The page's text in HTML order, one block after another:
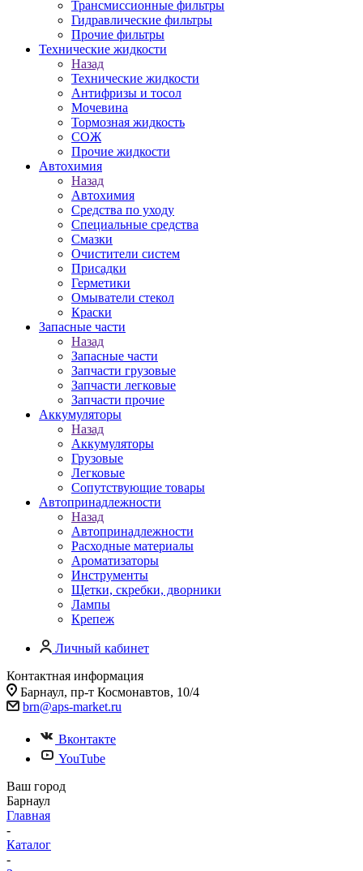
Трансмиссионные фильтры
Гидравлические фильтры
Прочие фильтры
Технические жидкости
Назад
Технические жидкости
Антифризы и тосол
Мочевина
Тормозная жидкость
СОЖ
Прочие жидкости
Автохимия
Назад
Автохимия
Средства по уходу
Специальные средства
Смазки
Очистители систем
Присадки
Герметики
Омыватели стекол
Краски
Запасные части
Назад
Запасные части
Запчасти грузовые
Запчасти легковые
Запчасти прочие
Аккумуляторы
Назад
Аккумуляторы
Грузовые
Легковые
Сопутствующие товары
Автопринадлежности
Назад
Автопринадлежности
Расходные материалы
Ароматизаторы
Инструменты
Щетки, скребки, дворники
Лампы
Крепеж
Личный кабинет
Контактная информация
Барнаул, пр-т Космонавтов, 10/4
brn@aps-market.ru
Вконтакте
YouTube
Ваш город
Барнаул
Главная
-
Каталог
-